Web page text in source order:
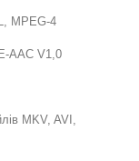
MPEG-4
AAC V1,0
MKV, AVI,